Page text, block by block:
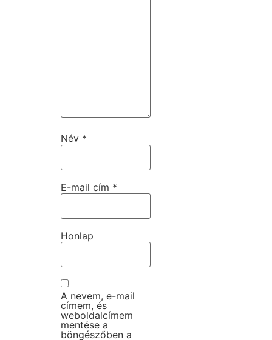
Név *
E-mail cím *
Honlap
A nevem, e-mail
címem, és
weboldalcímem
mentése a
böngészőben a